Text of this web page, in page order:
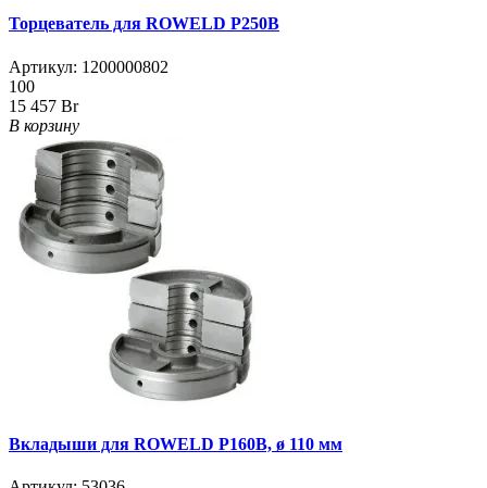
Торцеватель для ROWELD Р250В
Артикул: 1200000802
100
15 457 Br
В корзину
Вкладыши для ROWELD Р160B, ø 110 мм